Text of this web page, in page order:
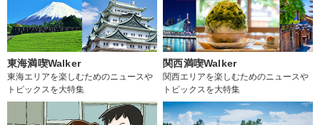
東海満喫Walker
東海エリアを楽しむためのニュースや
トピックスを大特集
関西満喫Walker
関西エリアを楽しむためのニュースや
トピックスを大特集